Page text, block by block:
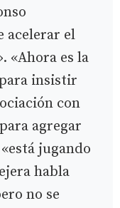
acelerar el
«Ahora es la
insistir
con
agregar
jugando
habla
no se